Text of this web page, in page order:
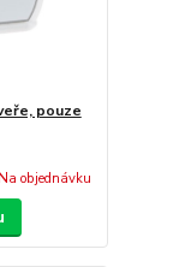
pouze
Na objednávku